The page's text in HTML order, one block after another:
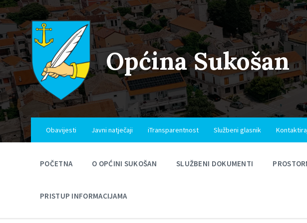
Skip
to
content
Skip
to
main
navigation
Skip
to
footer
Općina Sukošan
Obavijesti Javni natječaji iTransparentnost Službeni glasnik
POČETNA O OPĆINI SUKOŠAN SLUŽBENI DOKUMENTI
PRISTUP INFORMACIJAMA